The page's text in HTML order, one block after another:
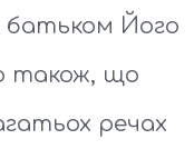
батьком Його
також, що
речах